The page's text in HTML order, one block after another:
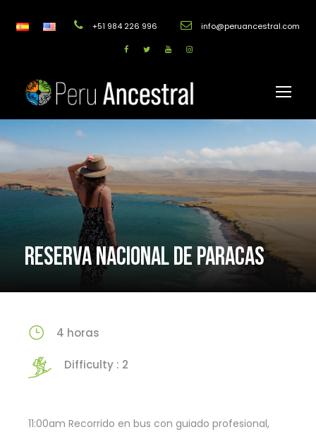
+51 984 226 996 info@peruancestral.com
RESERVA NACIONAL DE PARACAS
4 horas
Difficulty : 2
11:00am Recorrido en bus con guiado profesional,